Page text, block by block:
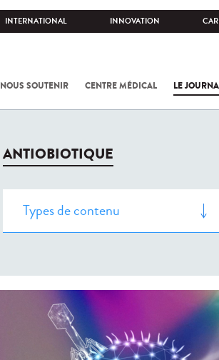
INTERNATIONAL INNOVATION
NOUS SOUTENIR CENTRE MÉDICAL LE
ANTIOBIOTIQUE